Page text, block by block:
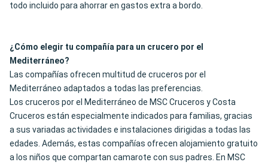
todo incluido para ahorrar en gastos extra a bordo.
¿Cómo elegir tu compañía para un crucero por el
Mediterráneo?
Las compañías ofrecen multitud de cruceros por el
Mediterráneo adaptados a todas las preferencias.
Los cruceros por el Mediterráneo de MSC Cruceros y Costa
Cruceros están especialmente indicados para familias, gracias
a sus variadas actividades e instalaciones dirigidas a todas las
edades. Además, estas compañías ofrecen alojamiento gratuito
a los niños que compartan camarote con sus padres. En MSC